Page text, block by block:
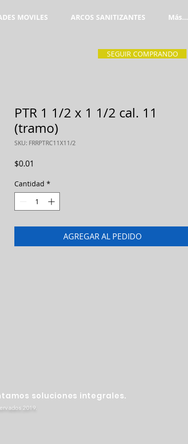
MOVILES ARCOS SANITIZANTES Más...
PTR 1 1/2 x 1 1/2 cal. 11
(tramo)
SKU: FRRPTRC11X11/2
$0.01
Cantidad *
AGREGAR AL PEDIDO
SEGUIR COMPRANDO
soluciones integrales.
2019.